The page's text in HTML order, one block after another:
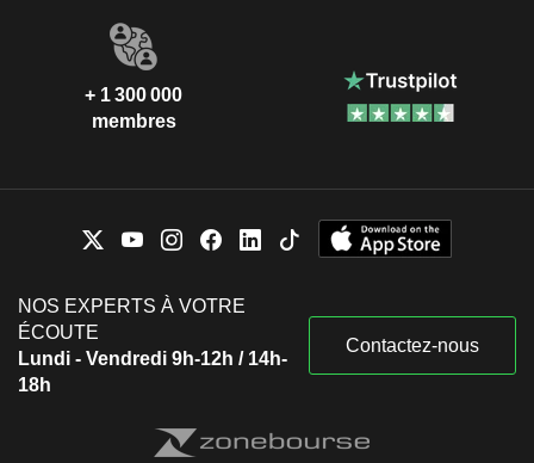
+ 1 300 000
membres
NOS EXPERTS À VOTRE
ÉCOUTE
Lundi - Vendredi 9h-12h / 14h-
18h
Contactez-nous